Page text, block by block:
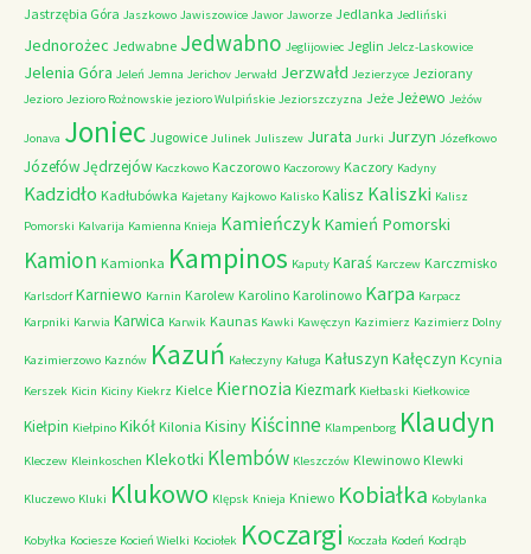
Jastrzębia Góra Jaszkowo Jawiszowice Jawor Jaworze Jedlanka Jedliński
Jednorożec Jedwabne Jedwabno Jeglijowiec Jeglin Jelcz-Laskowice
Jelenia Góra Jeleń Jemna Jerichov Jerwałd Jerzwałd Jezierzyce Jeziorany
Jezioro Jezioro Rożnowskie jezioro Wulpińskie Jeziorszczyzna Jeże Jeżewo Jeżów
Jonava Joniec Jugowice Julinek Juliszew Jurata Jurki Jurzyn Józefkowo
JózefówJędrzejów Kaczkowo Kaczorowo Kaczorowy Kaczory Kadyny
Kadzidło Kadłubówka Kajetany Kajkowo Kalisko Kalisz Kaliszki Kalisz
Pomorski Kalvarija Kamienna Knieja Kamieńczyk Kamień Pomorski
Kamion Kamionka Kampinos Kaputy Karaś Karczew Karczmisko
Karlsdorf Karniewo Karnin Karolew Karolino Karolinowo Karpa Karpacz
Karpniki Karwia Karwica Karwik Kaunas Kawki Kawęczyn Kazimierz Kazimierz Dolny
Kazimierzowo Kaznów Kazuń Kałeczyny Kaługa Kałuszyn Kałęczyn Kcynia
Kerszek Kicin Kiciny Kiekrz Kielce Kiernozia Kiezmark Kiełbaski Kiełkowice
Kiełpin Kiełpino Kikół Kilonia Kisiny Kiścinne Klampenborg Klaudyn
Kleczew Kleinkoschen Klekotki Klembów Kleszczów Klewinowo Klewki
Kluczewo Kluki Klukowo Klępsk Knieja Kniewo Kobiałka Kobylanka
Kobyłka Kociesze Kocień Wielki Kociołek Koczargi Koczała Kodeń Kodrąb